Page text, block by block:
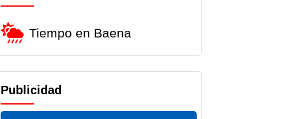
Tiempo en Baena
Publicidad